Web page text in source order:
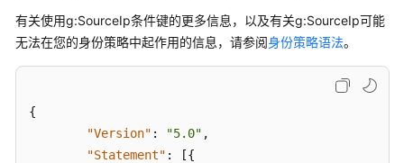
有关使用g:SourceIp条件键的更多信息，以及有关g:SourceIp可能
无法在您的身份策略中起作用的信息，请参阅身份策略语法。
{
"Version" : "5.0" ,
"Statement" : [{